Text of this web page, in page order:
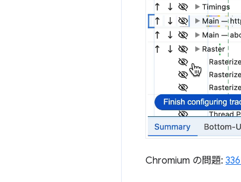
Chromium の問題: